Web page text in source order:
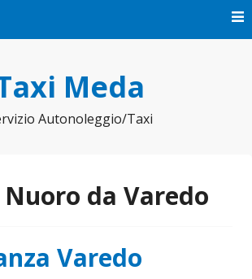
Meda
Autonoleggio/Taxi
da Varedo
Varedo